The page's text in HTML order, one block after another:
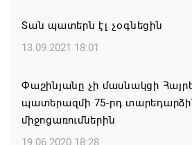
Միածնաէջ Մայր Տաճարում
07.08.2026 19:50
Ժամանակակից Բելառուսին
կառավարման համակարգը, որը
ժամանակներում, հայտարարել
Տան պատերն էլ չօգնեցին
13.09.2021 18:01
Փաշինյանը չի մասնակցի
պատերազմի 75-րդ
միջոցառումներին
19.06.2020 18:28